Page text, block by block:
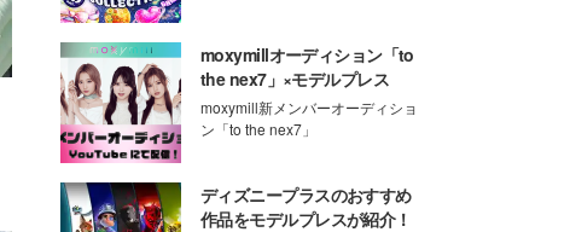
moxymillオーディション「to
the nex7」×モデルプレス
moxymill新メンバーオーディショ
ン「to the nex7」
ディズニープラスのおすすめ
作品をモデルプレスが紹介！